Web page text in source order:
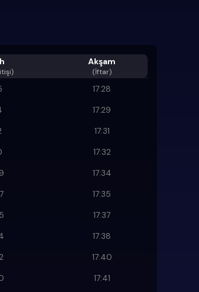
)
Akşam
(İftar)
17:28
17:29
17:31
17:32
17:34
17:35
17:37
17:38
17:40
17:41